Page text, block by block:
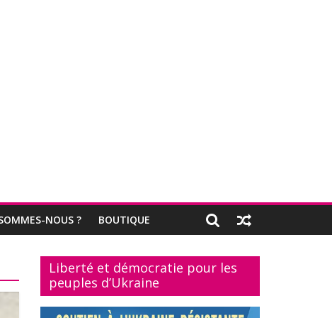
NOUS ? BOUTIQUE
Liberté et démocratie pour les
peuples d’Ukraine